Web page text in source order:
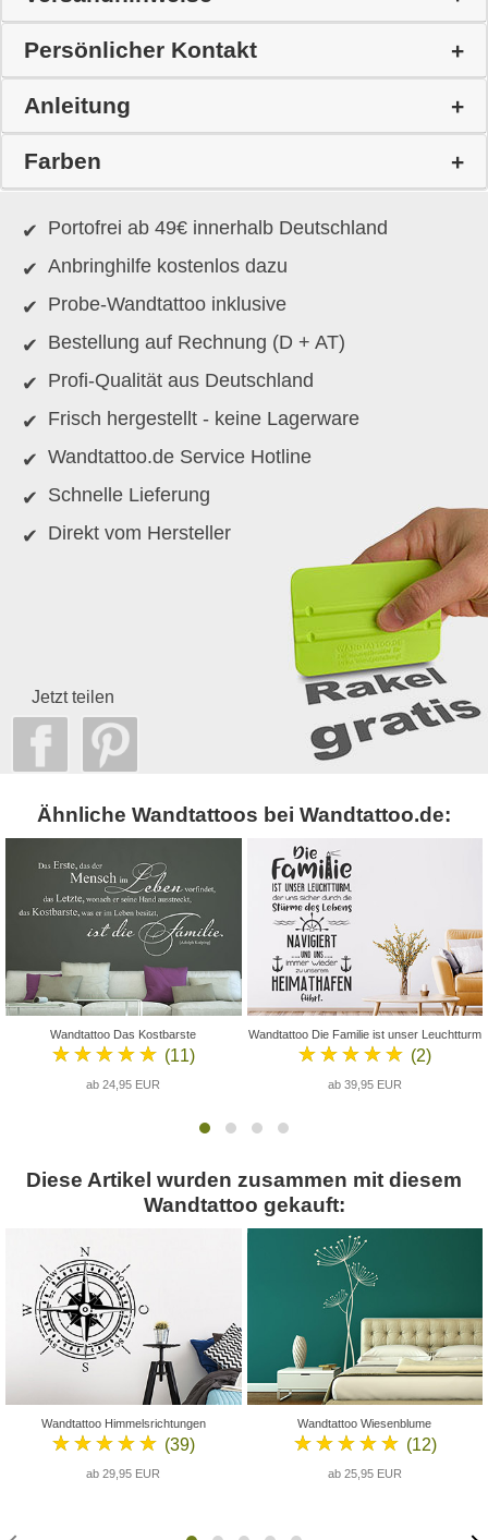
Persönlicher Kontakt
Anleitung
Farben
Portofrei ab 49€ innerhalb Deutschland
Anbringhilfe kostenlos dazu
Probe-Wandtattoo inklusive
Bestellung auf Rechnung (D + AT)
Profi-Qualität aus Deutschland
Frisch hergestellt - keine Lagerware
Wandtattoo.de Service Hotline
Schnelle Lieferung
Direkt vom Hersteller
Jetzt teilen
Ähnliche Wandtattoos bei Wandtattoo.de:
Wandtattoo Das Kostbarste
★★★★★ (11)
ab 24,95 EUR
Wandtattoo Die Familie ist unser Leuchtturm
★★★★★ (2)
ab 39,95 EUR
Diese Artikel wurden zusammen mit diesem
Wandtattoo gekauft:
Wandtattoo Himmelsrichtungen
★★★★★ (39)
ab 29,95 EUR
Wandtattoo Wiesenblume
★★★★★ (12)
ab 25,95 EUR